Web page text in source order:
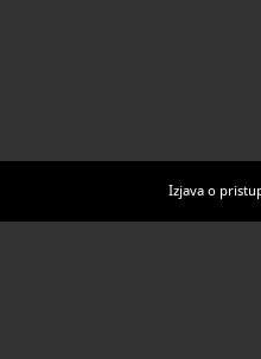
Izjava o